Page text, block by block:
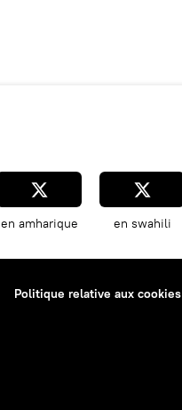
en amharique en swahili
Politique relative aux cookies